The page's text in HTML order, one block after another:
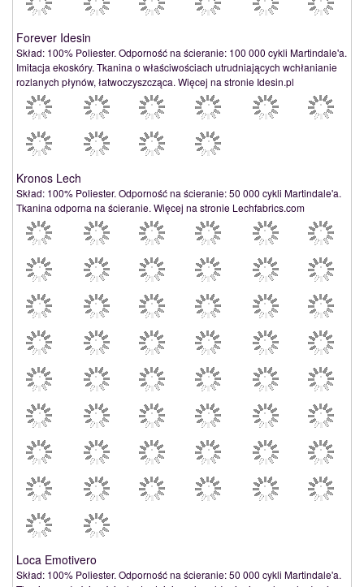
Forever Idesin
Skład: 100% Poliester. Odporność na ścieranie: 100 000 cykli Martindale'a.
Imitacja ekoskóry. Tkanina o właściwościach utrudniających wchłanianie
rozlanych płynów, łatwoczyszcząca. Więcej na stronie Idesin.pl
Kronos Lech
Skład: 100% Poliester. Odporność na ścieranie: 50 000 cykli Martindale'a.
Tkanina odporna na ścieranie. Więcej na stronie Lechfabrics.com
Loca Emotivero
Skład: 100% Poliester. Odporność na ścieranie: 50 000 cykli Martindale'a.